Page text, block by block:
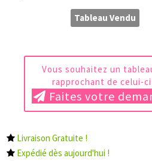
Tableau Vendu
Vous souhaitez un
rapprochant de celui-ci
Faites votre
Livraison Gratuite !
Expédié dès aujourd'hui !